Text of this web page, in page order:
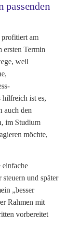
passenden
profitiert am
ersten Termin
weil
ist es,
auch den
im Studium
möchte,
und später
„besser
Rahmen mit
vorbereitet